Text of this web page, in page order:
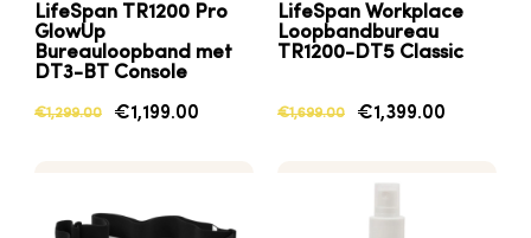
LifeSpan TR1200 Pro
GlowUp
Bureauloopband met
DT3-BT Console
€1,299.00 €1,199.00
LifeSpan Workplace
Loopbandbureau
TR1200-DT5 Classic
€1,699.00 €1,399.00